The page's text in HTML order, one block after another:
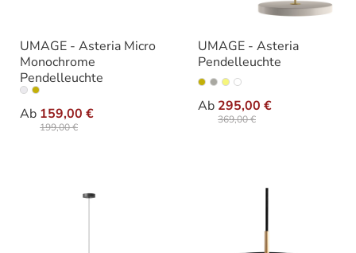
UMAGE - Asteria Micro
Monochrome
Pendelleuchte
Ab 159,00 €
199,00 €
Varianten
UMAGE - Asteria
Pendelleuchte
Ab 295,00 €
369,00 €
Ausführung